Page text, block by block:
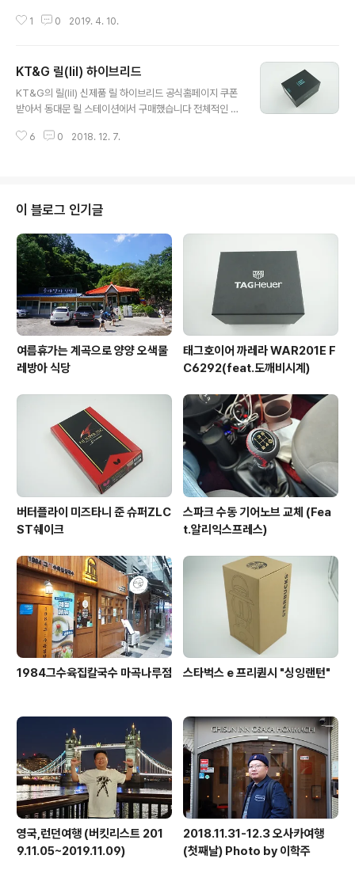
고 생각했는데 내부 스크린은 조금 밀려서 2번 떼었다가
니아들도 있다. 시리즈 1에서 보강한 시리즈2를 살펴보자
구성되어있으며 1회용 면봉이 포함되어있는 아이코스와
릴과는 달리 계속 사용할수 있는 청소 솔이 포함되어있다.
마치 예전 총기를 닦을때 쓰던 꼬질대가 생각난다 글로 시
를 넣은것을 볼수 있다. 담배를 끼우는 부분도 동일하다. 하
1 0 2019. 4. 10.
KT&G 릴(lil) 하이브리드
KT&G의 릴(lil) 신제품 릴 하이브리드 공식홈페이지 쿠폰
받아서 동대문 릴 스테이션에서 구매했습니다 전체적인 디
사용안내문이 들어있고 구성품은 크게 다르지 않다. 다만
릴 미니 릴 3총사 사용법은 동일하고 동일하게 버튼 1개로
되어있습니다 다만 아이코스3는 USB C 타입으로 변경되
었는데 릴은 기존 상품과 같이 마이크로 5핀을 그대로 사
용합니다 뚜껑을 열면 차이가 보이는데 액상카트리지를 끼
우는 자리가 있습니다. 기존의 릴과는 담배가 호환되지 않
네요. 릴 스테이션에서 공뽑기 이벤트를..
6 0 2018. 12. 7.
이 블로그 인기글
여름휴가는 계곡으로 양양 오색물
레방아 식당
태그호이어 까레라 WAR201E F
C6292(feat.도깨비시계)
버터플라이 미즈타니 준 슈퍼ZLC
ST쉐이크
스파크 수동 기어노브 교체 (Fea
t.알리익스프레스)
1984그수육집칼국수 마곡나루점 스타벅스 e 프리퀀시 "싱잉랜턴"
영국,런던여행 (버킷리스트 201
9.11.05~2019.11.09)
2018.11.31-12.3 오사카여행
(첫째날) Photo by 이학주